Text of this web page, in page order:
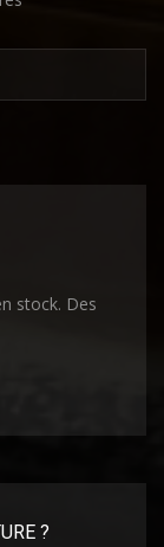
stock. Des
?